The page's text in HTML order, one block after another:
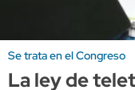
Se trata en el Congreso
La ley de